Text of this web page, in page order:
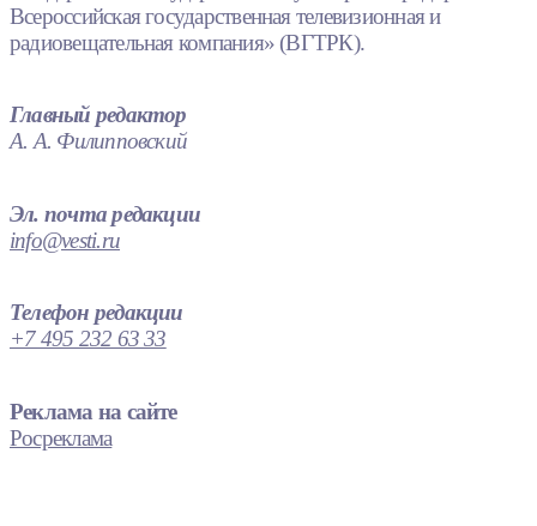
Всероссийская государственная телевизионная и
радиовещательная компания» (ВГТРК).
Главный редактор
А. А. Филипповский
Эл. почта редакции
info@vesti.ru
Телефон редакции
+7 495 232 63 33
Реклама на сайте
Росреклама